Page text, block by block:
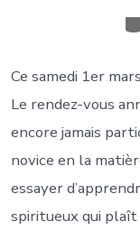
Ce samedi 1er
Le rendez-vous
encore jamais
novice en la
essayer
spiritueux qui